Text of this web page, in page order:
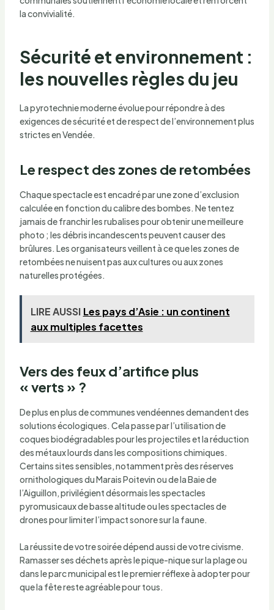
la convivialité.
Sécurité et environnement :
les nouvelles règles du jeu
La pyrotechnie moderne évolue pour répondre à des
exigences de sécurité et de respect de l’environnement plus
strictes en Vendée.
Le respect des zones de retombées
Chaque spectacle est encadré par une zone d’exclusion
calculée en fonction du calibre des bombes. Ne tentez
jamais de franchir les rubalises pour obtenir une meilleure
photo ; les débris incandescents peuvent causer des
brûlures. Les organisateurs veillent à ce que les zones de
retombées ne nuisent pas aux cultures ou aux zones
naturelles protégées.
LIRE AUSSI Les pays d’Asie : un continent
aux multiples facettes
Vers des feux d’artifice plus
« verts » ?
De plus en plus de communes vendéennes demandent des
solutions écologiques. Cela passe par l’utilisation de
coques biodégradables pour les projectiles et la réduction
des métaux lourds dans les compositions chimiques.
Certains sites sensibles, notamment près des réserves
ornithologiques du Marais Poitevin ou de la Baie de
l’Aiguillon, privilégient désormais les spectacles
pyromusicaux de basse altitude ou les spectacles de
drones pour limiter l’impact sonore sur la faune.
La réussite de votre soirée dépend aussi de votre civisme.
Ramasser ses déchets après le pique-nique sur la plage ou
dans le parc municipal est le premier réflexe à adopter pour
que la fête reste agréable pour tous.